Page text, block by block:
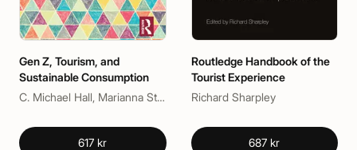
Gen Z, Tourism, and
Sustainable Consumption
C. Michael Hall, Marianna Strzelecka, Siamak Seyfi
617 kr
Routledge Handbook of the
Tourist Experience
Richard Sharpley
687 kr